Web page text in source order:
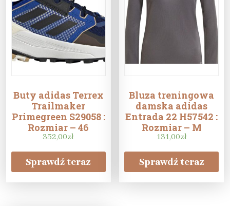
Buty adidas Terrex
Trailmaker
Primegreen S29058 :
Rozmiar – 46
352,00zł
Sprawdź teraz
Bluza treningowa
damska adidas
Entrada 22 H57542 :
Rozmiar – M
(168cm)
131,00zł
Sprawdź teraz